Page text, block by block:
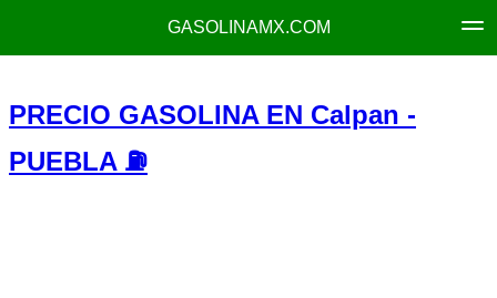
GASOLINAMX.COM
PRECIO GASOLINA EN Calpan -
PUEBLA ⛽